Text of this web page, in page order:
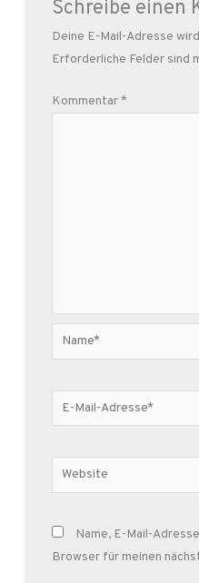
Schreibe einen
Deine E-Mail-Adresse
Erforderliche Felder sind
Kommentar*
Name*
E-
Mail-
Website
Name, E-Mail-
Browser für meinen